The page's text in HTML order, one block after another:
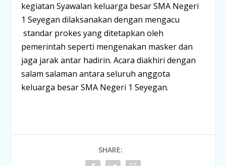
kegiatan Syawalan keluarga besar SMA Negeri
1 Seyegan dilaksanakan dengan mengacu
standar prokes yang ditetapkan oleh
pemerintah seperti mengenakan masker dan
jaga jarak antar hadirin. Acara diakhiri dengan
salam salaman antara seluruh anggota
keluarga besar SMA Negeri 1 Seyegan.
SHARE: